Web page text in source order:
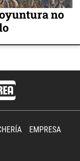
no
EMPRESA